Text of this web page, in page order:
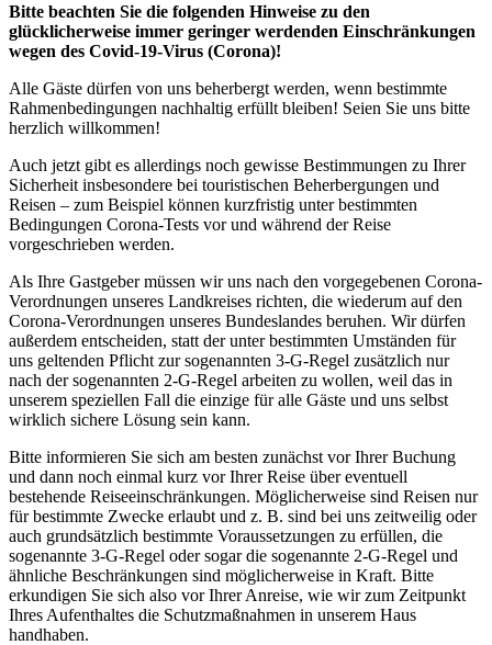
Bitte beachten Sie die folgenden Hinweise zu den
glücklicherweise immer geringer werdenden Einschränkungen
wegen des Covid-19-Virus (Corona)!
Alle Gäste dürfen von uns beherbergt werden, wenn bestimmte
Rahmenbedingungen nachhaltig erfüllt bleiben! Seien Sie uns bitte
herzlich willkommen!
Auch jetzt gibt es allerdings noch gewisse Bestimmungen zu Ihrer
Sicherheit insbesondere bei touristischen Beherbergungen und
Reisen – zum Beispiel können kurzfristig unter bestimmten
Bedingungen Corona-Tests vor und während der Reise
vorgeschrieben werden.
Als Ihre Gastgeber müssen wir uns nach den vorgegebenen Corona-
Verordnungen unseres Landkreises richten, die wiederum auf den
Corona-Verordnungen unseres Bundeslandes beruhen. Wir dürfen
außerdem entscheiden, statt der unter bestimmten Umständen für
uns geltenden Pflicht zur sogenannten 3-G-Regel zusätzlich nur
nach der sogenannten 2-G-Regel arbeiten zu wollen, weil das in
unserem speziellen Fall die einzige für alle Gäste und uns selbst
wirklich sichere Lösung sein kann.
Bitte informieren Sie sich am besten zunächst vor Ihrer Buchung
und dann noch einmal kurz vor Ihrer Reise über eventuell
bestehende Reiseeinschränkungen. Möglicherweise sind Reisen nur
für bestimmte Zwecke erlaubt und z. B. sind bei uns zeitweilig oder
auch grundsätzlich bestimmte Voraussetzungen zu erfüllen, die
sogenannte 3-G-Regel oder sogar die sogenannte 2-G-Regel und
ähnliche Beschränkungen sind möglicherweise in Kraft. Bitte
erkundigen Sie sich also vor Ihrer Anreise, wie wir zum Zeitpunkt
Ihres Aufenthaltes die Schutzmaßnahmen in unserem Haus
handhaben.